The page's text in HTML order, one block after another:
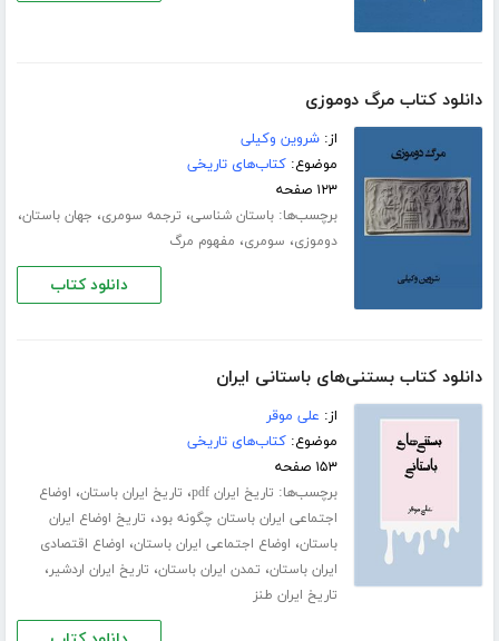
دانلود کتاب مرگ دوموزی
از:شروین وکیلی
موضوع:کتاب‌های تاریخی
۱۲۳ صفحه
برچسب‌ها:باستان شناسی، ترجمه سومری، جهان باستان،
دوموزی، سومری، مفهوم مرگ
دانلود کتاب
دانلود کتاب بستنی‌های باستانی ایران
از: علی موقر
موضوع:کتاب‌های تاریخی
۱۵۳ صفحه
برچسب‌ها: تاریخ ایران pdf ، تاریخ ایران باستان، اوضاع
اجتماعی ایران باستان چگونه بود، تاریخ اوضاع ایران
باستان، اوضاع اجتماعی ایران باستان، اوضاع اقتصادی
ایران باستان، تمدن ایران باستان، تاریخ ایران اردشیر،
تاریخ ایران طنز